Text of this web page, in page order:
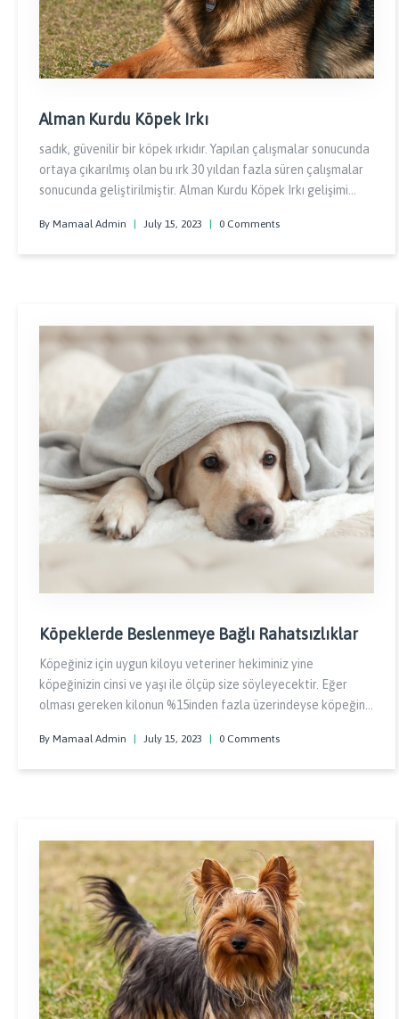
Alman Kurdu Köpek Irkı
sadık, güvenilir bir köpek ırkıdır. Yapılan çalışmalar sonucunda
ortaya çıkarılmış olan bu ırk 30 yıldan fazla süren çalışmalar
sonucunda geliştirilmiştir. Alman Kurdu Köpek Irkı gelişimi
kullanılmış ve hatta ordularının bir parçası haline gelmiştir.
By Mamaal Admin July 15, 2023 0 Comments
Köpeklerde Beslenmeye Bağlı Rahatsızlıklar
Köpeğiniz için uygun kiloyu veteriner hekiminiz yine
köpeğinizin cinsi ve yaşı ile ölçüp size söyleyecektir. Eğer
olması gereken kilonun %15inden fazla üzerindeyse köpeğiniz
By Mamaal Admin July 15, 2023 0 Comments